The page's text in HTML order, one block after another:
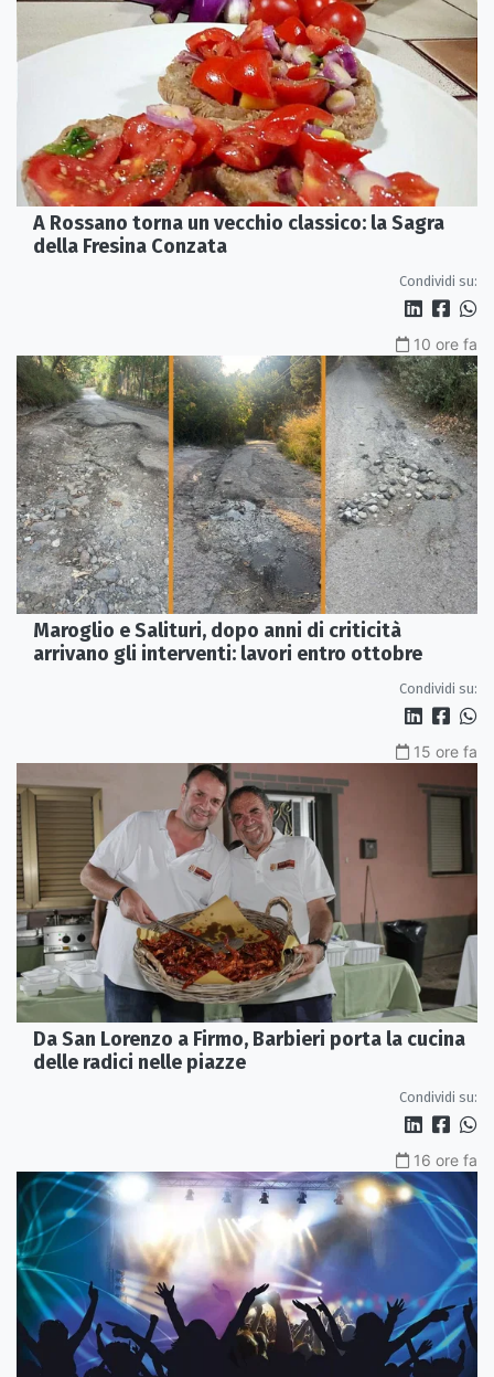
A Rossano torna un vecchio classico: la Sagra
della Fresina Conzata
Condividi su:
10 ore fa
Maroglio e Salituri, dopo anni di criticità
arrivano gli interventi: lavori entro ottobre
Condividi su:
15 ore fa
Da San Lorenzo a Firmo, Barbieri porta la cucina
delle radici nelle piazze
Condividi su:
16 ore fa